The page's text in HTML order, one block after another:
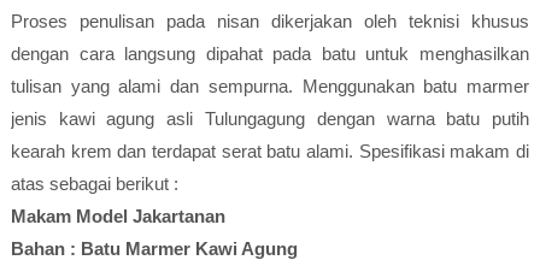
Proses penulisan pada nisan dikerjakan oleh teknisi khusus
dengan cara langsung dipahat pada batu untuk menghasilkan
tulisan yang alami dan sempurna. Menggunakan batu marmer
jenis kawi agung asli Tulungagung dengan warna batu putih
kearah krem dan terdapat serat batu alami. Spesifikasi makam di
atas sebagai berikut :
Makam Model Jakartanan
Bahan : Batu Marmer Kawi Agung